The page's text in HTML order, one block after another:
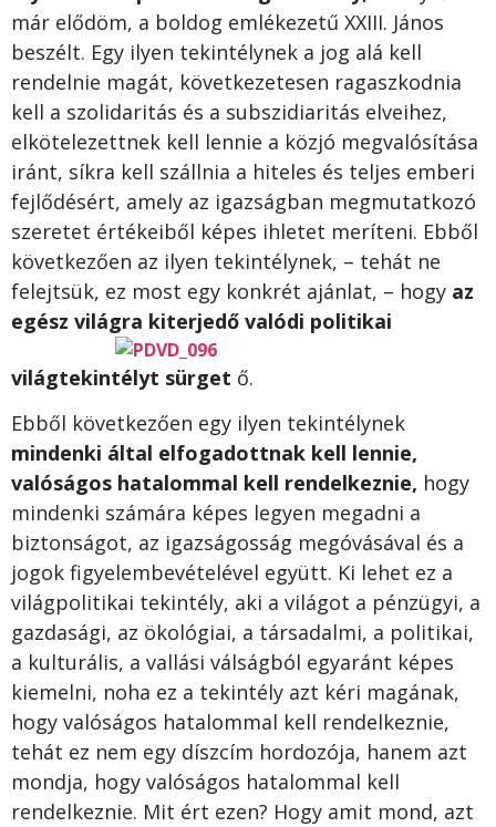
már elődöm, a boldog emlékezetű XXIII. János
beszélt. Egy ilyen tekintélynek a jog alá kell
rendelnie magát, következetesen ragaszkodnia
kell a szolidaritás és a subszidiaritás elveihez,
elkötelezettnek kell lennie a közjó megvalósítása
iránt, síkra kell szállnia a hiteles és teljes emberi
fejlődésért, amely az igazságban megmutatkozó
szeretet értékeiből képes ihletet meríteni. Ebből
következően az ilyen tekintélynek, – tehát ne
felejtsük, ez most egy konkrét ajánlat, – hogy az
egész világra kiterjedő valódi politikai
világtekintélyt sürget ő.
Ebből következően egy ilyen tekintélynek
mindenki által elfogadottnak kell lennie,
valóságos hatalommal kell rendelkeznie, hogy
mindenki számára képes legyen megadni a
biztonságot, az igazságosság megóvásával és a
jogok figyelembevételével együtt. Ki lehet ez a
világpolitikai tekintély, aki a világot a pénzügyi, a
gazdasági, az ökológiai, a társadalmi, a politikai,
a kulturális, a vallási válságból egyaránt képes
kiemelni, noha ez a tekintély azt kéri magának,
hogy valóságos hatalommal kell rendelkeznie,
tehát ez nem egy díszcím hordozója, hanem azt
mondja, hogy valóságos hatalommal kell
rendelkeznie. Mit ért ezen? Hogy amit mond, azt